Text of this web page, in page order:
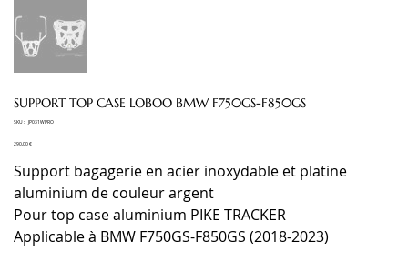
SUPPORT TOP CASE LOBOO BMW F750GS-F850GS
SKU : SKU
JP031WPRO
Prix
290,00 €
Support bagagerie en acier inoxydable et platine
aluminium de couleur argent
Pour top case aluminium PIKE TRACKER
Applicable à BMW F750GS-F850GS (2018-2023)